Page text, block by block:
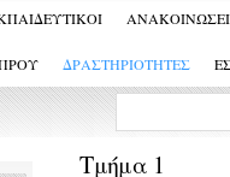
ΔΡΑΣΤΗΡΙΟΤΗΤΕΣ
Τμήμα 1